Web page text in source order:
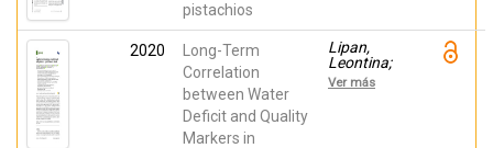
María José;
Carbonell-
Barrachina,
Ángel A.
pistachios
Barrachina,
Ángel A.;
Sendra,
Esther
2020
Long-Term
Correlation
between Water
Deficit and Quality
Markers in
Lipan,
Leontina;
Cano-
Lamadrid,
Ver más